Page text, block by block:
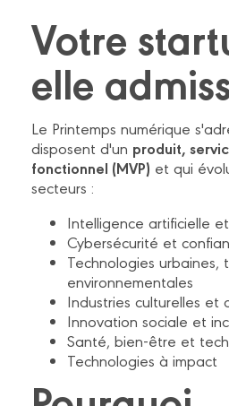
Votre
elle
Le Printemps numérique
disposent d'un produit,
fonctionnel (MVP) et qui
secteurs :
Intelligence artificielle
Cybersécurité et
Technologies urbaines,
environnementales
Industries culturelles et
Innovation sociale et
Santé, bien-être et
Technologies à impact